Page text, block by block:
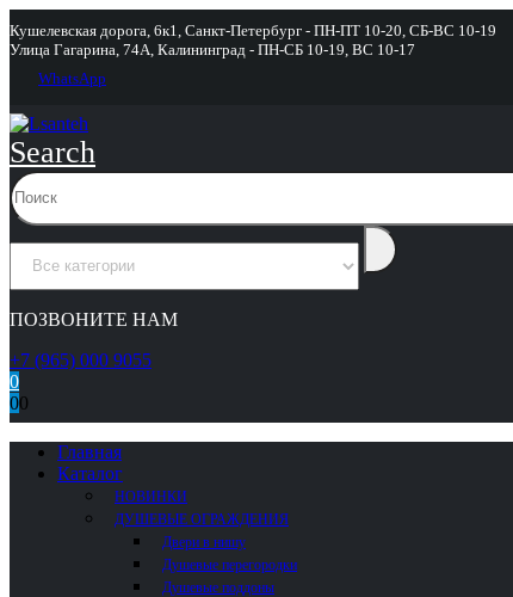
Кушелевская дорога, 6к1, Санкт-Петербург - ПН-ПТ 10-20, СБ-ВС 10-19
Улица Гагарина, 74А, Калининград - ПН-СБ 10-19, ВС 10-17
WhatsApp
Search
ПОЗВОНИТЕ НАМ
+7 (965) 000 9055
0
00
Главная
Каталог
НОВИНКИ
ДУШЕВЫЕ ОГРАЖДЕНИЯ
Двери в нишу
Душевые перегородки
Душевые поддоны